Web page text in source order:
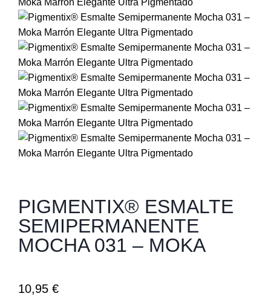
PIGMENTIX® ESMALTE
SEMIPERMANENTE
MOCHA 031 – MOKA
10,95 €